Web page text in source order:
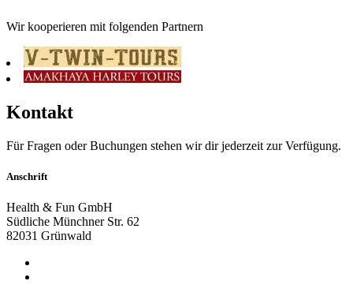
Wir kooperieren mit folgenden Partnern
Kontakt
Für Fragen oder Buchungen stehen wir dir jederzeit zur Verfügung.
Anschrift
Health & Fun GmbH
Südliche Münchner Str. 62
82031 Grünwald